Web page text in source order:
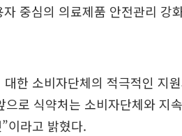
중심의 의료제품 안전관리 강
한 소비자단체의 적극적인 지
로 식약처는 소비자단체와 지
이라고 밝혔다.